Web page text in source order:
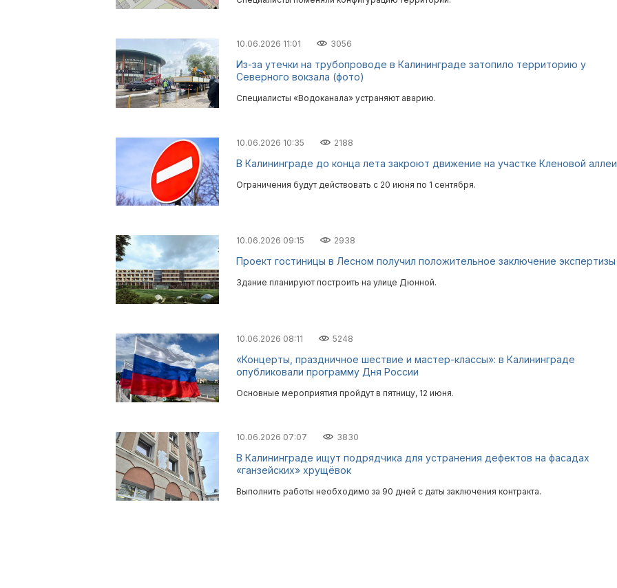
10.06.2026 11:01 3056
Из-за утечки на трубопроводе в Калининграде затопило территорию у
Северного вокзала (фото)
Специалисты «Водоканала» устраняют аварию.
10.06.2026 10:35 2188
В Калининграде до конца лета закроют движение на участке Кленовой аллеи
Ограничения будут действовать с 20 июня по 1 сентября.
10.06.2026 09:15 2938
Проект гостиницы в Лесном получил положительное заключение экспертизы
Здание планируют построить на улице Дюнной.
10.06.2026 08:11 5248
«Концерты, праздничное шествие и мастер-классы»: в Калининграде
опубликовали программу Дня России
Основные мероприятия пройдут в пятницу, 12 июня.
10.06.2026 07:07 3830
В Калининграде ищут подрядчика для устранения дефектов на фасадах
«ганзейских» хрущёвок
Выполнить работы необходимо за 90 дней с даты заключения контракта.